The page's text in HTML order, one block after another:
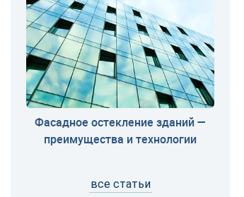
Фасадное остекление зданий —
преимущества и технологии
все статьи